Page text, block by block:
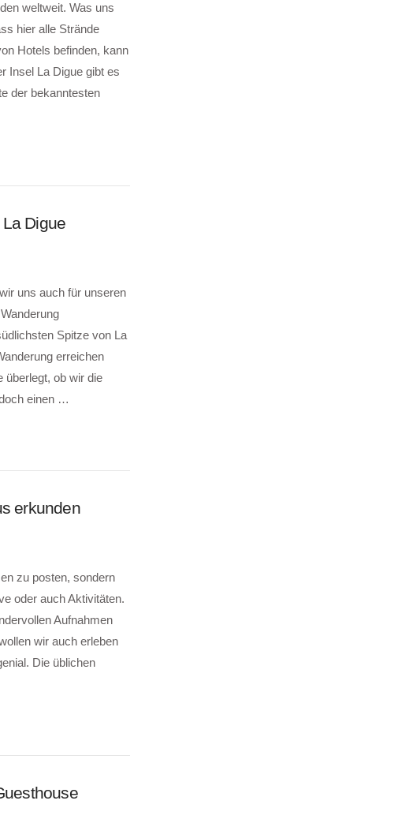
weltweit. Was uns
hier alle Strände
Hotels befinden, kann
Insel La Digue gibt es
der bekanntesten
Digue
uns auch für unseren
Spitze von La
erreichen
überlegt, ob wir die
einen …
erkunden
zu posten, sondern
oder auch Aktivitäten.
Aufnahmen
wir auch erleben
Die üblichen